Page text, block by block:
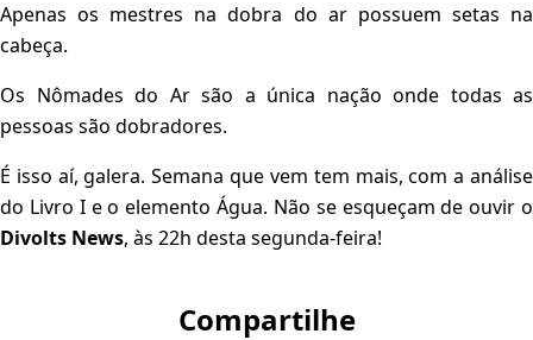
Apenas os mestres na dobra do ar possuem setas na
cabeça.
Os Nômades do Ar são a única nação onde todas as
pessoas são dobradores.
É isso aí, galera. Semana que vem tem mais, com a análise
do Livro I e o elemento Água. Não se esqueçam de ouvir o
Divolts News, às 22h desta segunda-feira!
Compartilhe